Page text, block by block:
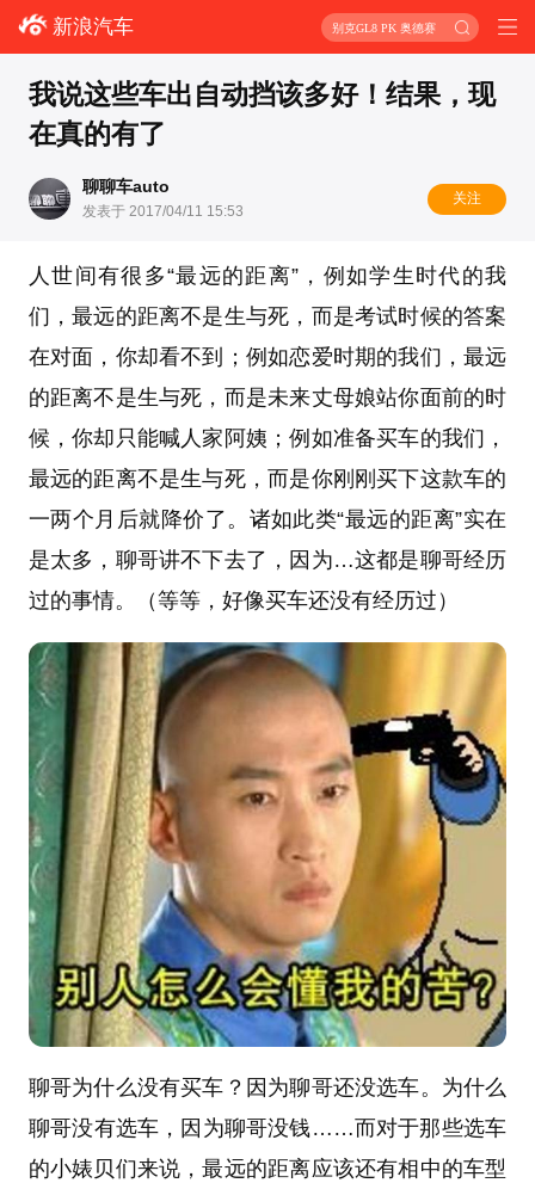
新浪汽车 别克GL8 PK 奥德赛
我说这些车出自动挡该多好！结果，现
在真的有了
聊聊车auto
发表于 2017/04/11 15:53
关注
人世间有很多“最远的距离”，例如学生时代的我
们，最远的距离不是生与死，而是考试时候的答案
在对面，你却看不到；例如恋爱时期的我们，最远
的距离不是生与死，而是未来丈母娘站你面前的时
候，你却只能喊人家阿姨；例如准备买车的我们，
最远的距离不是生与死，而是你刚刚买下这款车的
一两个月后就降价了。诸如此类“最远的距离”实在
是太多，聊哥讲不下去了，因为…这都是聊哥经历
过的事情。（等等，好像买车还没有经历过）
聊哥为什么没有买车？因为聊哥还没选车。为什么
聊哥没有选车，因为聊哥没钱……而对于那些选车
的小婊贝们来说，最远的距离应该还有相中的车型